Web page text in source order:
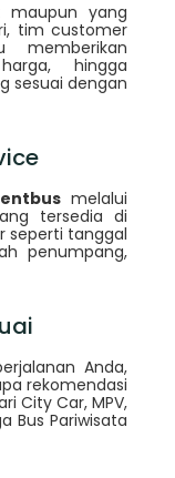
maupun yang
tim customer
memberikan
hingga
sesuai dengan
melalui
tersedia di
seperti tanggal
penumpang,
Anda,
rekomendasi
City Car, MPV,
Bus Pariwisata